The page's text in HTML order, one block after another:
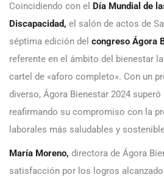
Coincidiendo con el
Día Mundial de
Discapacidad, el salón de actos de
séptima edición del congreso Ágora
referente en el ámbito del bienestar
cartel de «aforo completo». Con un
diverso, Ágora Bienestar 2024
reafirmando su compromiso con la
laborales más saludables y
María Moreno, directora de Ágora
satisfacción por los logros